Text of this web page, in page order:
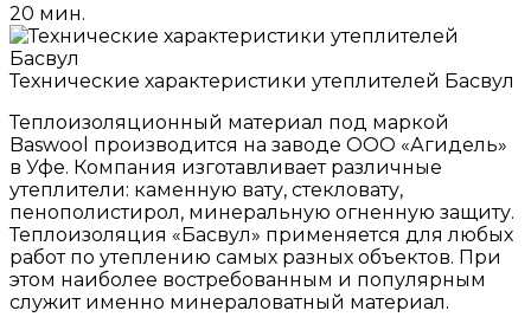
20 мин.
Технические характеристики утеплителей Басвул
Теплоизоляционный материал под маркой
Baswool производится на заводе ООО «Агидель»
в Уфе. Компания изготавливает различные
утеплители: каменную вату, стекловату,
пенополистирол, минеральную огненную защиту.
Теплоизоляция «Басвул» применяется для любых
работ по утеплению самых разных объектов. При
этом наиболее востребованным и популярным
служит именно минераловатный материал.